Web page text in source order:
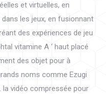
et virtuelles, en
les jeux, en fusionnant
des expériences de jeu
vitamine A ‘ haut placé
des objet pour à
noms comme Ezugi
vidéo compressée pour